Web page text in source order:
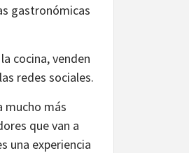
gastronómicas
cocina, venden
redes sociales.
mucho más
que van a
una experiencia